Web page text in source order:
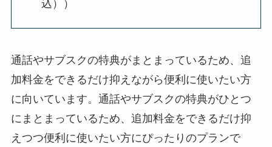
込））
通話やサブスクの特典がまとまっているため、追
加料金をできるだけ抑えながら便利に使いたい方
に向いています。通話やサブスクの特典がひとつ
にまとまっているため、追加料金をできるだけ抑
えつつ便利に使いたい方にぴったりのプランで